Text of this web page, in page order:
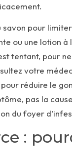
savon pour
ou une lotion à
tentant, pour
votre
réduire le
pas la
du foyer
: